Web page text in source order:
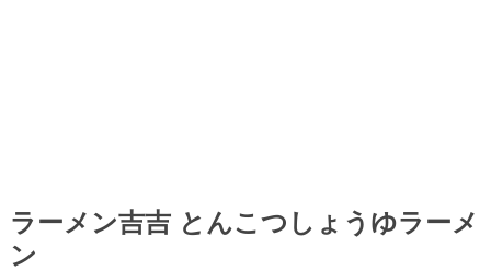
ラーメン吉吉 とんこつしょうゆラーメ
ン